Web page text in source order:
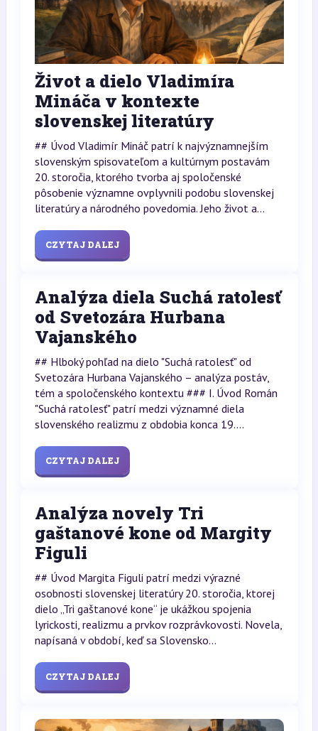
Život a dielo Vladimíra
Mináča v kontexte
slovenskej literatúry
## Úvod Vladimír Mináč patrí k najvýznamnejším
slovenským spisovateľom a kultúrnym postavám
20. storočia, ktorého tvorba aj spoločenské
pôsobenie významne ovplyvnili podobu slovenskej
literatúry a národného povedomia. Jeho život a...
CZYTAJ DALEJ
Analýza diela Suchá ratolesť
od Svetozára Hurbana
Vajanského
## Hlboký pohľad na dielo "Suchá ratolesť" od
Svetozára Hurbana Vajanského – analýza postáv,
tém a spoločenského kontextu ### I. Úvod Román
"Suchá ratolesť" patrí medzi významné diela
slovenského realizmu z obdobia konca 19....
CZYTAJ DALEJ
Analýza novely Tri
gaštanové kone od Margity
Figuli
## Úvod Margita Figuli patrí medzi výrazné
osobnosti slovenskej literatúry 20. storočia, ktorej
dielo „Tri gaštanové kone“ je ukážkou spojenia
lyrickosti, realizmu a prvkov rozprávkovosti. Novela,
napísaná v období, keď sa Slovensko...
CZYTAJ DALEJ